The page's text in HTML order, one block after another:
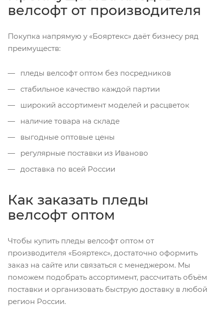
велсофт от производителя
Покупка напрямую у «Бояртекс» даёт бизнесу ряд
преимуществ:
пледы велсофт оптом без посредников
стабильное качество каждой партии
широкий ассортимент моделей и расцветок
наличие товара на складе
выгодные оптовые цены
регулярные поставки из Иваново
доставка по всей России
Как заказать пледы
велсофт оптом
Чтобы купить пледы велсофт оптом от
производителя «Бояртекс», достаточно оформить
заказ на сайте или связаться с менеджером. Мы
поможем подобрать ассортимент, рассчитать объём
поставки и организовать быструю доставку в любой
регион России.